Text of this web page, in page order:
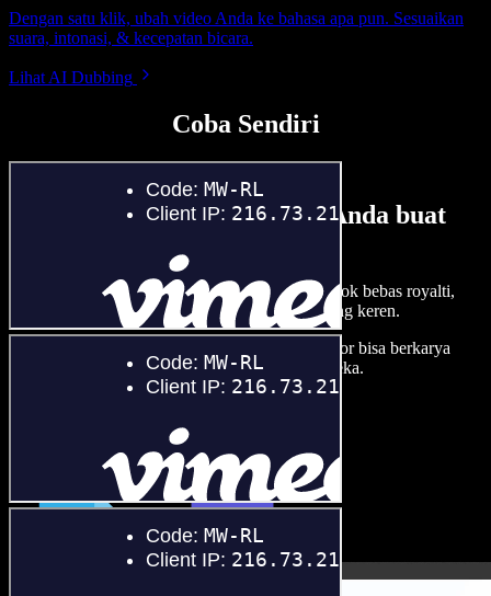
Dengan satu klik, ubah video Anda ke bahasa apa pun. Sesuaikan
suara, intonasi, & kecepatan bicara.
Lihat AI Dubbing
Coba Sendiri
Sedikit contoh hal yang bisa Anda buat
Buat voice over, tambah gambar, audio, video stok bebas royalti,
dan kloning suara untuk proyek audio-video yang keren.
Tanpa kurva belajar, semua dari browser—kreator bisa berkarya
sebebas mungkin dan wujudkan ide kreatif mereka.